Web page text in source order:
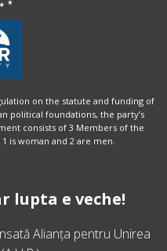
on the statute and funding of
political foundations, the party’s
consists of 3 Members of the
is woman and 2 are men.
lupta e veche!
Alianța pentru Unirea